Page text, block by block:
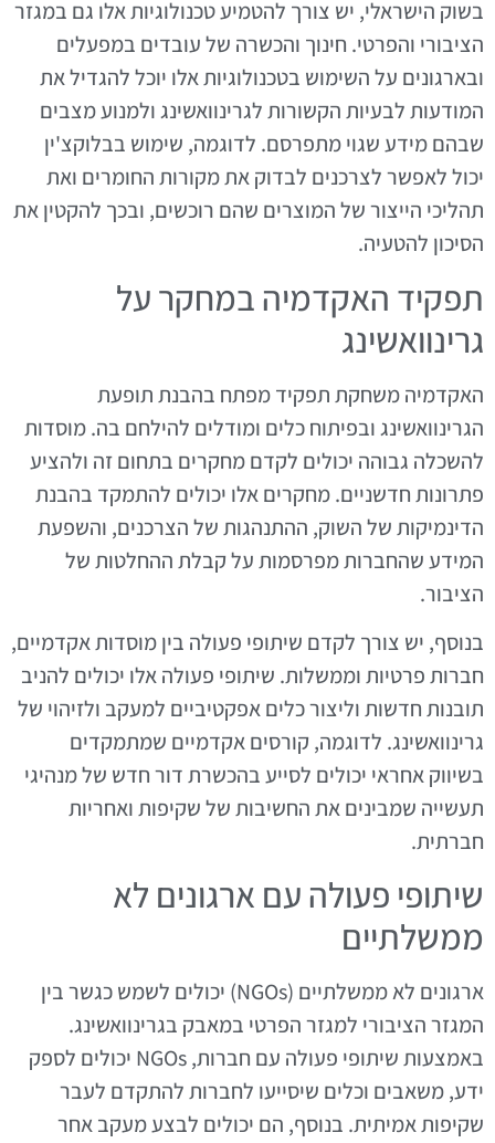
בשוק הישראלי, יש צורך להטמיע טכנולוגיות אלו גם במגזר
הציבורי והפרטי. חינוך והכשרה של עובדים במפעלים
ובארגונים על השימוש בטכנולוגיות אלו יוכל להגדיל את
המודעות לבעיות הקשורות לגרינוואשינג ולמנוע מצבים
שבהם מידע שגוי מתפרסם. לדוגמה, שימוש בבלוקצ'ין
יכול לאפשר לצרכנים לבדוק את מקורות החומרים ואת
תהליכי הייצור של המוצרים שהם רוכשים, ובכך להקטין את
הסיכון להטעיה.
תפקיד האקדמיה במחקר על
גרינוואשינג
האקדמיה משחקת תפקיד מפתח בהבנת תופעת
הגרינוואשינג ובפיתוח כלים ומודלים להילחם בה. מוסדות
להשכלה גבוהה יכולים לקדם מחקרים בתחום זה ולהציע
פתרונות חדשניים. מחקרים אלו יכולים להתמקד בהבנת
הדינמיקות של השוק, ההתנהגות של הצרכנים, והשפעת
המידע שהחברות מפרסמות על קבלת ההחלטות של
הציבור.
בנוסף, יש צורך לקדם שיתופי פעולה בין מוסדות אקדמיים,
חברות פרטיות וממשלות. שיתופי פעולה אלו יכולים להניב
תובנות חדשות וליצור כלים אפקטיביים למעקב ולזיהוי של
גרינוואשינג. לדוגמה, קורסים אקדמיים שמתמקדים
בשיווק אחראי יכולים לסייע בהכשרת דור חדש של מנהיגי
תעשייה שמבינים את החשיבות של שקיפות ואחריות
חברתית.
שיתופי פעולה עם ארגונים לא
ממשלתיים
ארגונים לא ממשלתיים (NGOs) יכולים לשמש כגשר בין
המגזר הציבורי למגזר הפרטי במאבק בגרינוואשינג.
באמצעות שיתופי פעולה עם חברות, NGOs יכולים לספק
ידע, משאבים וכלים שיסייעו לחברות להתקדם לעבר
שקיפות אמיתית. בנוסף, הם יכולים לבצע מעקב אחר